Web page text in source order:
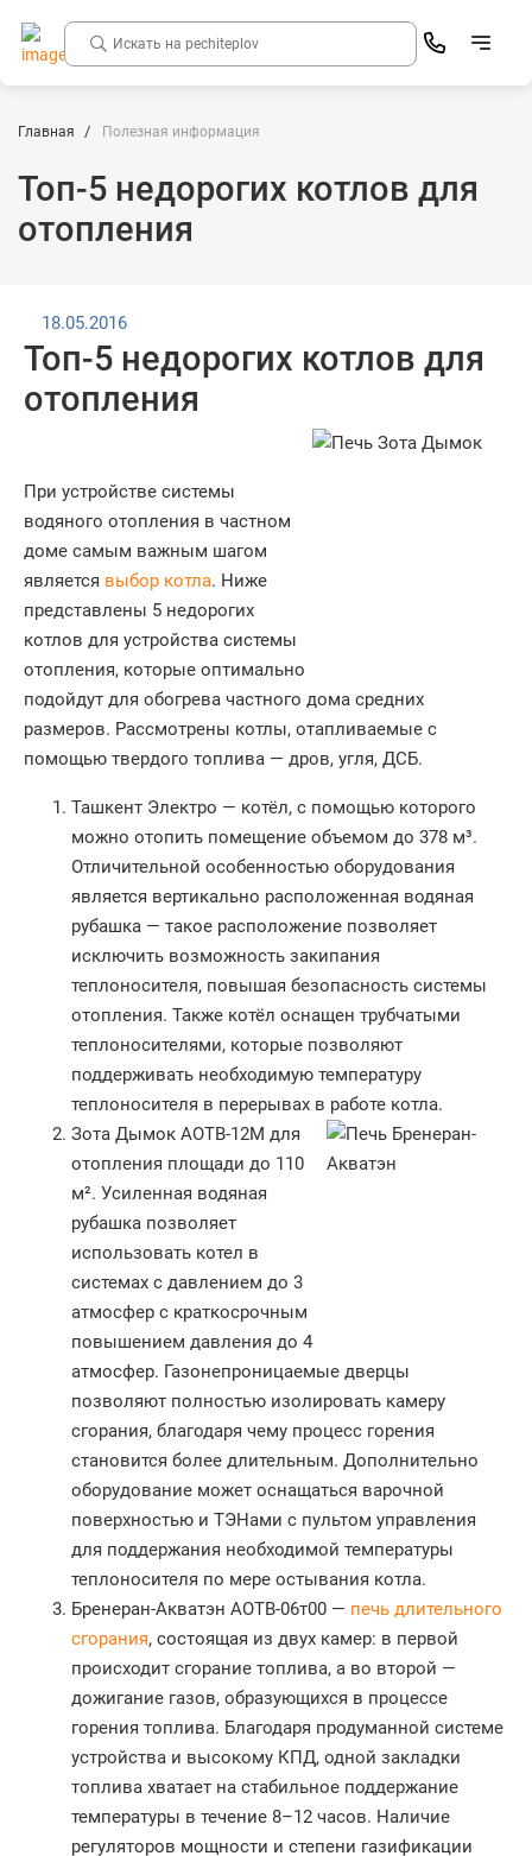
Главная Полезная информация
Топ-5 недорогих котлов для
отопления
18.05.2016
Топ-5 недорогих котлов для
отопления
При устройстве системы
водяного отопления в частном
доме самым важным шагом
является выбор котла. Ниже
представлены 5 недорогих
котлов для устройства системы
отопления, которые оптимально
подойдут для обогрева частного дома средних
размеров. Рассмотрены котлы, отапливаемые с
помощью твердого топлива — дров, угля, ДСБ.
Ташкент Электро — котёл, с помощью которого
можно отопить помещение объемом до 378 м³.
Отличительной особенностью оборудования
является вертикально расположенная водяная
рубашка — такое расположение позволяет
исключить возможность закипания
теплоносителя, повышая безопасность системы
отопления. Также котёл оснащен трубчатыми
теплоносителями, которые позволяют
поддерживать необходимую температуру
теплоносителя в перерывах в работе котла.
Зота Дымок АОТВ-12М для
отопления площади до 110
м². Усиленная водяная
рубашка позволяет
использовать котел в
системах с давлением до 3
атмосфер с краткосрочным
повышением давления до 4
атмосфер. Газонепроницаемые дверцы
позволяют полностью изолировать камеру
сгорания, благодаря чему процесс горения
становится более длительным. Дополнительно
оборудование может оснащаться варочной
поверхностью и ТЭНами с пультом управления
для поддержания необходимой температуры
теплоносителя по мере остывания котла.
Бренеран-Акватэн АОТВ-06т00 — печь длительного
сгорания, состоящая из двух камер: в первой
происходит сгорание топлива, а во второй —
дожигание газов, образующихся в процессе
горения топлива. Благодаря продуманной системе
устройства и высокому КПД, одной закладки
топлива хватает на стабильное поддержание
температуры в течение 8–12 часов. Наличие
регуляторов мощности и степени газификации